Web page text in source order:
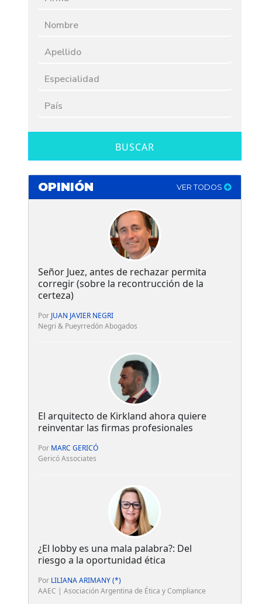
BUSCAR
OPINIÓN VER TODOS
Señor Juez, antes de rechazar permita
corregir (sobre la recontrucción de la
certeza)
Por JUAN JAVIER NEGRI
Negri & Pueyrredón Abogados
El arquitecto de Kirkland ahora quiere
reinventar las firmas profesionales
Por MARC GERICÓ
Gericó Associates
¿El lobby es una mala palabra?: Del
riesgo a la oportunidad ética
Por LILIANA ARIMANY (*)
AAEC | Asociación Argentina de Ética y Compliance